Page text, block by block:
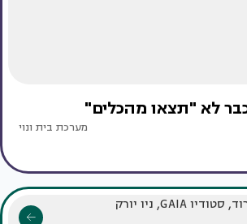
לא "תצאו מהכלים"
מערכת בית ונוי